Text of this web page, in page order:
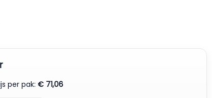
per pak:€ 71,06